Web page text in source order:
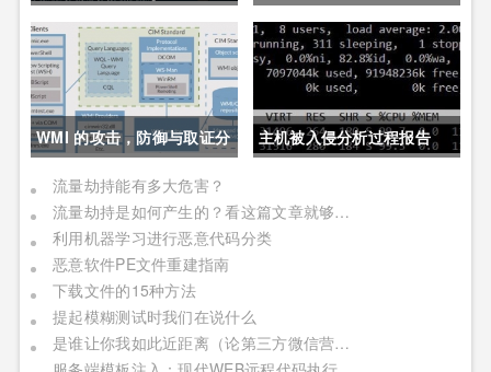
析技术之防御篇
WMI 的攻击，防御与取证分
析技术之攻击篇
主机被入侵分析过程报告
流量劫持能有多大危害？
流量劫持是如何产生的？看这篇文章就够了！
利用机器学习进行恶意代码分类
恶意软件PE文件重建指南
下载文件的15种方法
提起模糊测试时我们在说什么
是谁让你我如此近距离（论第三方微信营销平台的安全隐患）